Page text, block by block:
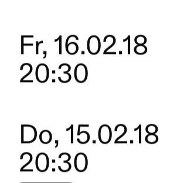
Fr, 16.02.18
20:30
Do, 15.02.18
20:30